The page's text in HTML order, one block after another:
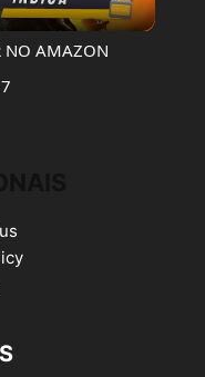
NO AMAZON